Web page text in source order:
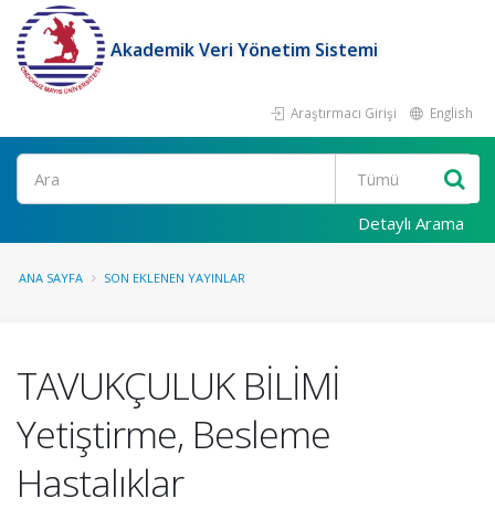
Akademik Veri Yönetim Sistemi
Araştırmacı Girişi English
Ara
Detaylı Arama
ANA SAYFA SON EKLENEN YAYINLAR
TAVUKÇULUK BİLİMİ
Yetiştirme, Besleme
Hastalıklar